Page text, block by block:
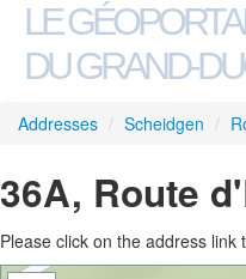
LE
DU GRAND-
Addresses / Scheidgen /
36A, Route
Please click on the address